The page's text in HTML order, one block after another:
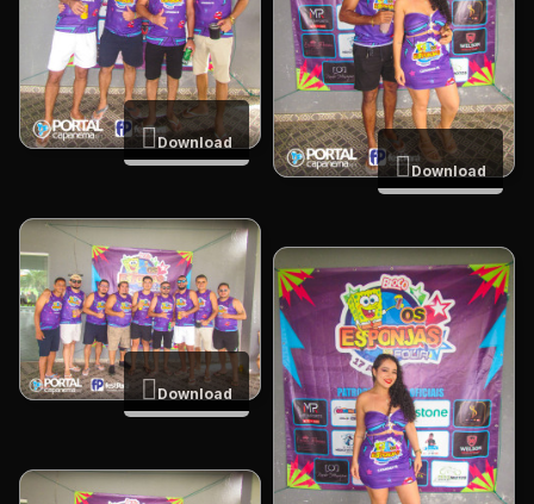
Download
Download
Download